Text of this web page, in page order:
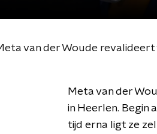
van der Woude revalideert
Meta van der
in Heerlen. Begin
tijd erna ligt ze